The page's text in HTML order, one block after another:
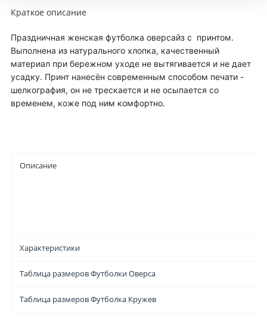
Краткое описание
Праздничная женская футболка оверсайз с принтом.
Выполнена из натурального хлопка, качественный
материал при бережном уходе не вытягивается и не дает
усадку. Принт нанесён современным способом печати -
шелкография, он не трескается и не осыпается со
временем, коже под ним комфортно.
Описание
Характеристики
Таблица размеров Футболки Оверса
Таблица размеров Футболка Кружев